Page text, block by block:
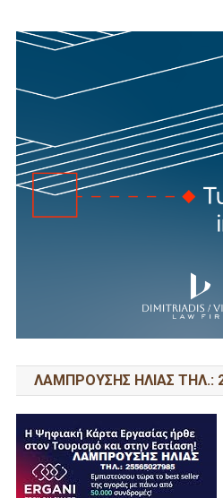
ΛΑΜΠΡΟΥΣΗΣ ΗΛΙΑΣ ΤΗΛ.: